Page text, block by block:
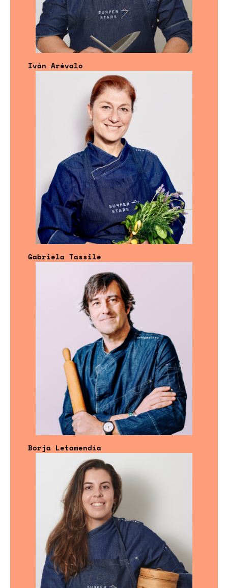
Iván Arévalo
Gabriela Tassile
Borja Letamendía